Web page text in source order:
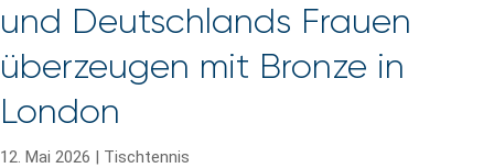
und Deutschlands Frauen
überzeugen mit Bronze in
London
12. Mai 2026 | Tischtennis